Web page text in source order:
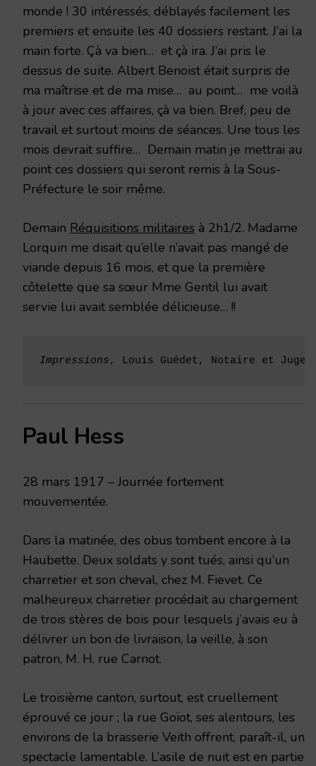
monde ! 30 intéressés, déblayés facilement les
premiers et ensuite les 40 dossiers restant. J’ai la
main forte. Çà va bien… et çà ira. J’ai pris le
dessus de suite. Albert Benoist était surpris de
ma maîtrise et de ma mise… au point… me voilà
à jour avec ces affaires, çà va bien. Bref, peu de
travail et surtout moins de séances. Une tous les
mois devrait suffire… Demain matin je mettrai au
point ces dossiers qui seront remis à la Sous-
Préfecture le soir même.
Demain Réquisitions militaires à 2h1/2. Madame
Lorquin me disait qu’elle n’avait pas mangé de
viande depuis 16 mois, et que la première
côtelette que sa sœur Mme Gentil lui avait
servie lui avait semblée délicieuse… !!
Impressions, Louis Guédet, Notaire et
Paul Hess
28 mars 1917 – Journée fortement
mouvementée.
Dans la matinée, des obus tombent encore à la
Haubette. Deux soldats y sont tués, ainsi qu’un
charretier et son cheval, chez M. Fievet. Ce
malheureux charretier procédait au chargement
de trois stères de bois pour lesquels j’avais eu à
délivrer un bon de livraison, la veille, à son
patron, M. H. rue Carnot.
Le troisième canton, surtout, est cruellement
éprouvé ce jour ; la rue Goïot, ses alentours, les
environs de la brasserie Veith offrent, paraît-il, un
spectacle lamentable. L’asile de nuit est en partie